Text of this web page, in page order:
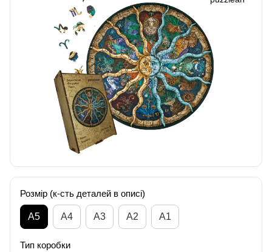
Розмір (к-сть деталей в описі)
А5 А4 A3 A2 A1
Тип коробки